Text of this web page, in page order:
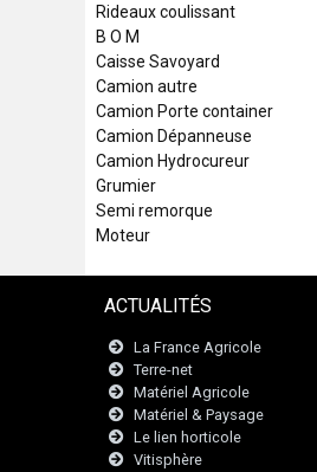
Rideaux coulissant
B O M
Caisse Savoyard
Camion autre
Camion Porte container
Camion Dépanneuse
Camion Hydrocureur
Grumier
Semi remorque
Moteur
ACTUALITÉS
La France Agricole
Terre-net
Matériel Agricole
Matériel & Paysage
Le lien horticole
Vitisphère